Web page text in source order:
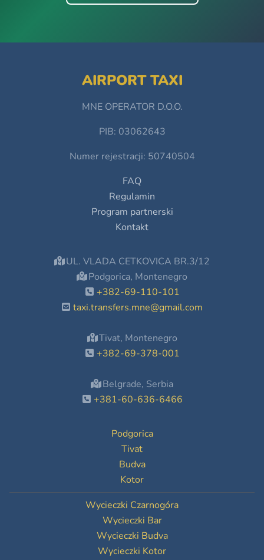
AIRPORT TAXI
MNE OPERATOR D.O.O.
PIB: 03062643
Numer rejestracji: 50740504
FAQ
Regulamin
Program partnerski
Kontakt
UL. VLADA CETKOVICA BR.3/12
Podgorica, Montenegro
+382-69-110-101
taxi.transfers.mne@gmail.com
Tivat, Montenegro
+382-69-378-001
Belgrade, Serbia
+381-60-636-6466
Podgorica
Tivat
Budva
Kotor
Wycieczki Czarnogóra
Wycieczki Bar
Wycieczki Budva
Wycieczki Kotor